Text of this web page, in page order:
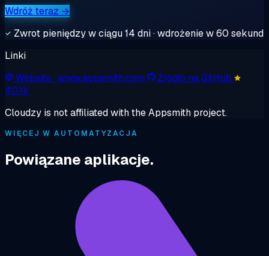
Wdróż teraz →
Zwrot pieniędzy w ciągu 14 dni · wdrożenie w 60 sekund
Linki
Website· www.appsmith.com
Źródło na GitHub
40.1k
Cloudzy is not affiliated with the Appsmith project.
WIĘCEJ W AUTOMATYZACJA
Powiązane aplikacje.